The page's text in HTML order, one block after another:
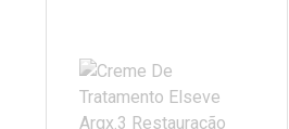
Laboratório
Por Menos